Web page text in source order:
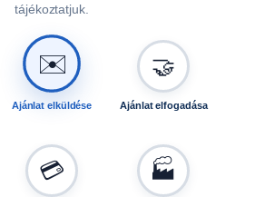
tájékoztatjuk.
✉️
Ajánlat elküldése
🤝
Ajánlat elfogadása
💳 🏭